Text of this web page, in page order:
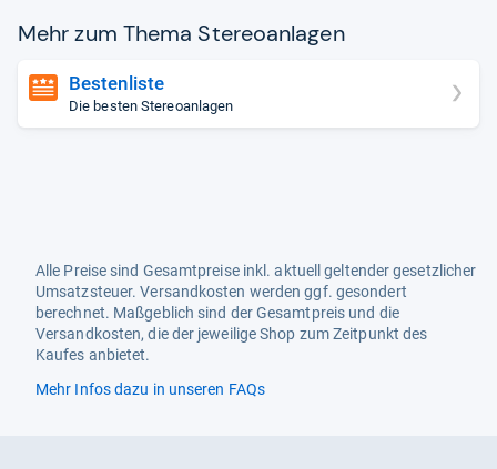
Mehr zum Thema Ste­reo­an­la­gen
Bestenliste
Die besten Stereoanlagen
Alle Preise sind Gesamtpreise inkl. aktuell geltender gesetzlicher
Umsatzsteuer. Versandkosten werden ggf. gesondert
berechnet. Maßgeblich sind der Gesamtpreis und die
Versandkosten, die der jeweilige Shop zum Zeitpunkt des
Kaufes anbietet.
Mehr Infos dazu in unseren FAQs